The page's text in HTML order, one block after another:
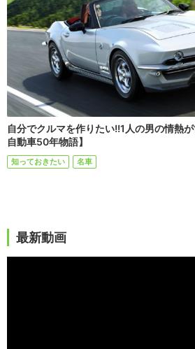
自分でクルマを作りたい!!1人の男の情熱
自動車50年物語】
知っておきたい 名車
最新動画